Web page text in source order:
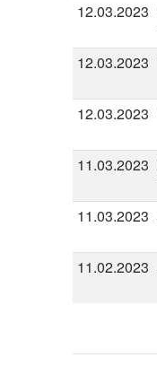
12.03.2023
12.03.2023
12.03.2023
11.03.2023
11.03.2023
11.02.2023